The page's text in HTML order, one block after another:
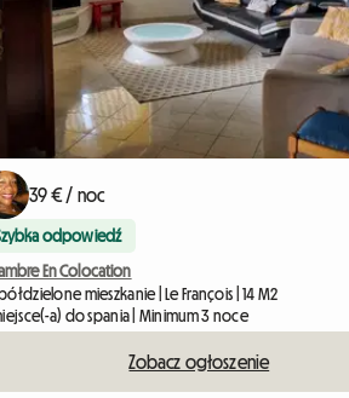
39 € / noc
odpowiedź
En Colocation
mieszkanie | Le François | 14 M2
a) do spania | Minimum 3 noce
Zobacz ogłoszenie